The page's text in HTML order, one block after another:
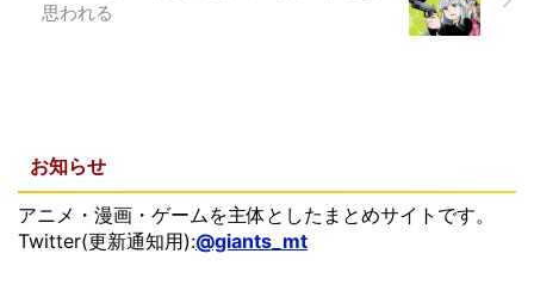
思われる
お知らせ
アニメ・漫画・ゲームを主体としたまとめサイトです。
Twitter(更新通知用):@giants_mt